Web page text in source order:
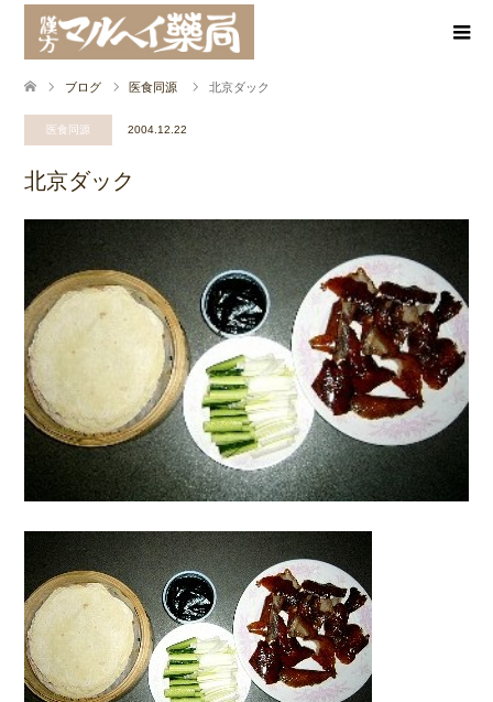
ブログ 医食同源 北京ダック
医食同源 2004.12.22
北京ダック